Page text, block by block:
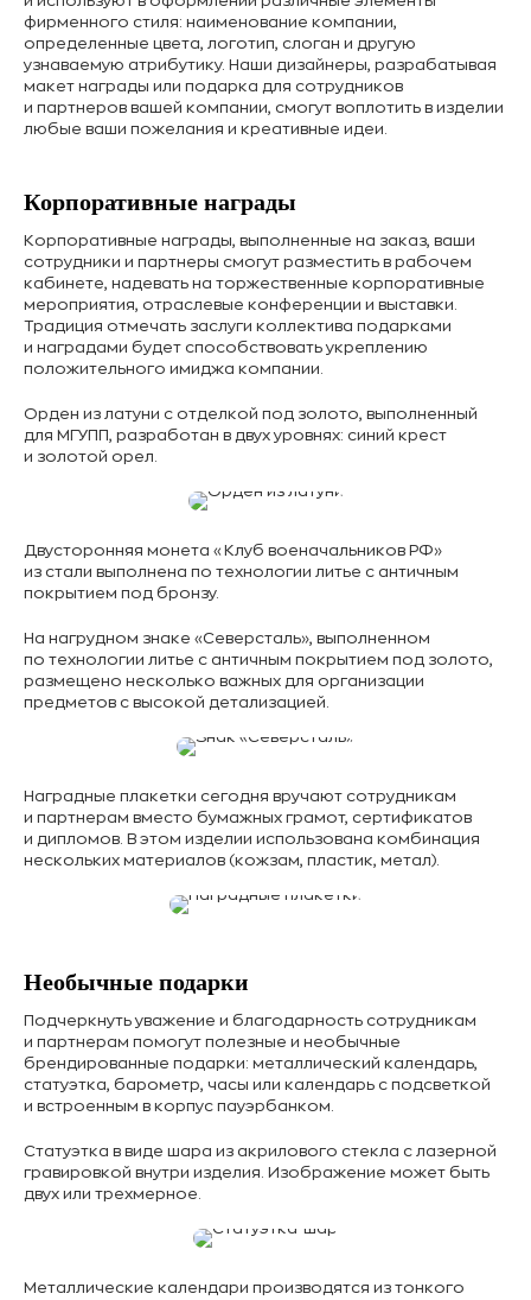
фирменного стиля: наименование компании,
определенные цвета, логотип, слоган и другую
узнаваемую атрибутику. Наши дизайнеры, разрабатывая
макет награды или подарка для сотрудников
и партнеров вашей компании, смогут воплотить в изделии
любые ваши пожелания и креативные идеи.
Корпоративные награды
Корпоративные награды, выполненные на заказ, ваши
сотрудники и партнеры смогут разместить в рабочем
кабинете, надевать на торжественные корпоративные
мероприятия, отраслевые конференции и выставки.
Традиция отмечать заслуги коллектива подарками
и наградами будет способствовать укреплению
положительного имиджа компании.
Орден из латуни с отделкой под золото, выполненный
для МГУПП, разработан в двух уровнях: синий крест
и золотой орел.
Двусторонняя монета «Клуб военачальников РФ»
из стали выполнена по технологии литье с античным
покрытием под бронзу.
На нагрудном знаке «Северсталь», выполненном
по технологии литье с античным покрытием под золото,
размещено несколько важных для организации
предметов с высокой детализацией.
Наградные плакетки сегодня вручают сотрудникам
и партнерам вместо бумажных грамот, сертификатов
и дипломов. В этом изделии использована комбинация
нескольких материалов (кожзам, пластик, метал).
Необычные подарки
Подчеркнуть уважение и благодарность сотрудникам
и партнерам помогут полезные и необычные
брендированные подарки: металлический календарь,
статуэтка, барометр, часы или календарь с подсветкой
и встроенным в корпус пауэрбанком.
Статуэтка в виде шара из акрилового стекла с лазерной
гравировкой внутри изделия. Изображение может быть
двух или трехмерное.
Металлические календари производятся из тонкого